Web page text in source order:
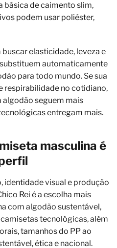
básica de caimento slim,
podem usar poliéster,
elasticidade, leveza e
automaticamente
para todo mundo. Se sua
respirabilidade no cotidiano,
algodão seguem mais
entregam mais.
masculina é
identidade visual e produção
Rei é a escolha mais
com algodão sustentável,
tecnológicas, além
tamanhos do PP ao
ética e nacional.